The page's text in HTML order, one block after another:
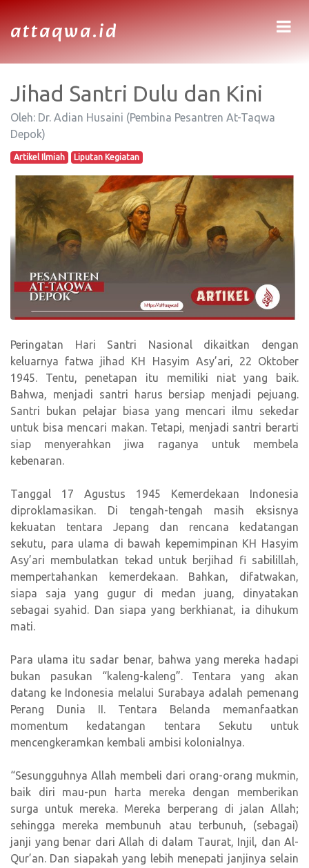
attaqwa.id
Jihad Santri Dulu dan Kini
Oleh: Dr. Adian Husaini (Pembina Pesantren At-Taqwa
Depok)
Artikel Ilmiah Liputan Kegiatan
Peringatan Hari Santri Nasional dikaitkan dengan
keluarnya fatwa jihad KH Hasyim Asy’ari, 22 Oktober
1945. Tentu, penetapan itu memiliki niat yang baik.
Bahwa, menjadi santri harus bersiap menjadi pejuang.
Santri bukan pelajar biasa yang mencari ilmu sekedar
untuk bisa mencari makan. Tetapi, menjadi santri berarti
siap menyerahkan jiwa raganya untuk membela
kebenaran.
Tanggal 17 Agustus 1945 Kemerdekaan Indonesia
diproklamasikan. Di tengah-tengah masih eksisnya
kekuatan tentara Jepang dan rencana kedatangan
sekutu, para ulama di bawah kepemimpinan KH Hasyim
Asy’ari membulatkan tekad untuk berjihad fi sabilillah,
mempertahankan kemerdekaan. Bahkan, difatwakan,
siapa saja yang gugur di medan juang, dinyatakan
sebagai syahid. Dan siapa yang berkhianat, ia dihukum
mati.
Para ulama itu sadar benar, bahwa yang mereka hadapi
bukan pasukan “kaleng-kaleng”. Tentara yang akan
datang ke Indonesia melalui Surabaya adalah pemenang
Perang Dunia II. Tentara Belanda memanfaatkan
momentum kedatangan tentara Sekutu untuk
mencengkeramkan kembali ambisi kolonialnya.
“Sesungguhnya Allah membeli dari orang-orang mukmin,
baik diri mau-pun harta mereka dengan memberikan
surga untuk mereka. Mereka berperang di jalan Allah;
sehingga mereka membunuh atau terbunuh, (sebagai)
janji yang benar dari Allah di dalam Taurat, Injil, dan Al-
Qur’an. Dan siapakah yang lebih menepati janjinya selain